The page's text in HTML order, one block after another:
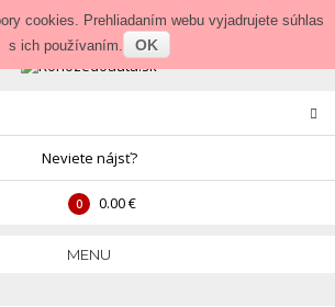
Prihlásenie • Veľkoobchod
Neviete nájsť?
0 0.00 €
MENU
cookies. Prehliadaním webu vyjadrujete súhlas
s ich používaním.
OK